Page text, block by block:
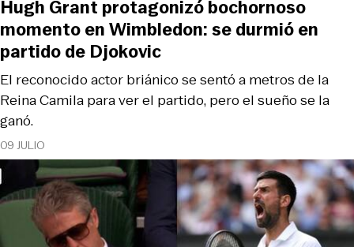
09 JULIO
El reconocido actor briánico se sentó a metros de la
Reina Camila para ver el partido, pero el sueño se la
ganó.
Hugh Grant protagonizó bochornoso
momento en Wimbledon: se durmió en
partido de Djokovic